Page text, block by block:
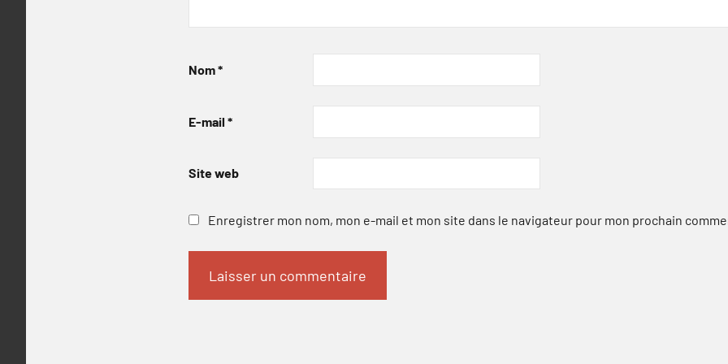
Nom*
E-mail *
Site web
Enregistrer mon nom, mon e-mail et mon site dans le navigateur pour mon prochain